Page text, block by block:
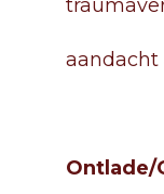
aandacht
Ontlade/